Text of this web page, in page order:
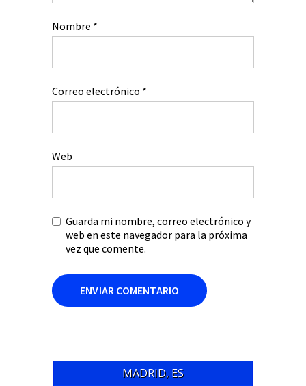
Nombre *
Correo electrónico *
Web
Guarda mi nombre, correo electrónico y
web en este navegador para la próxima
vez que comente.
MADRID, ES